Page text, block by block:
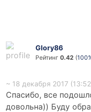
Glory86
Рейтинг 0.42 (
~ 18 декабря 2017
Спасибо, все
довольна)) Буду